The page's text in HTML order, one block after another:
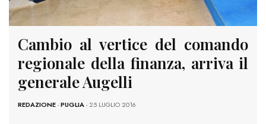
Cambio al vertice del comando
regionale della finanza, arriva il
generale Augelli
REDAZIONE-PUGLIA- 25 LUGLIO 2016